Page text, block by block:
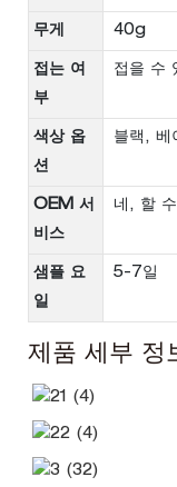
무게 40g
접는 여
부
접을 수
색상 옵
션
블랙, 베
OEM 서
비스
네, 할
샘플 요
일
5-7일
제품 세부 정